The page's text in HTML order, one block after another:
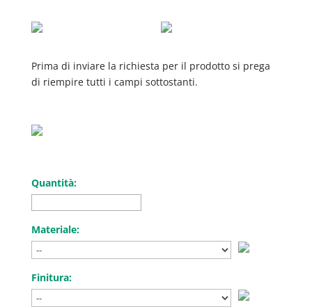
Prima di inviare la richiesta per il prodotto si prega
di riempire tutti i campi sottostanti.
Quantità:
Materiale:
Finitura: